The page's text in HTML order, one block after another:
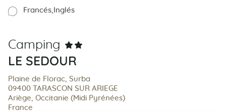
Francés Inglés
Camping
LE SEDOUR
Plaine de Florac, Surba
09400 TARASCON SUR ARIEGE
Ariège, Occitanie (Midi Pyrénées)
France